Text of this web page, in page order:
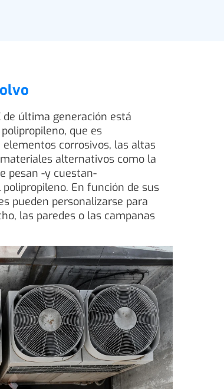
de última generación está
que es
corrosivos, las altas
alternativos como la
pesan -y cuestan-
En función de sus
pueden personalizarse para
las paredes o las campanas